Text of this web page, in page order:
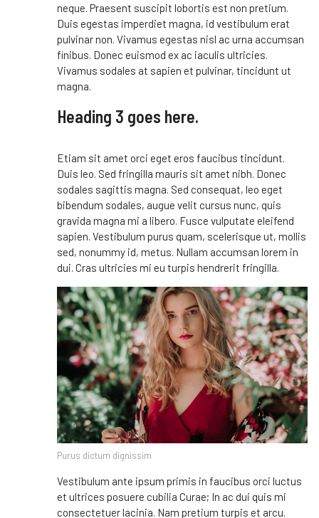
neque. Praesent suscipit lobortis est non pretium.
Duis egestas imperdiet magna, id vestibulum erat
pulvinar non. Vivamus egestas nisl ac urna accumsan
finibus. Donec euismod ex ac iaculis ultricies.
Vivamus sodales at sapien et pulvinar, tincidunt ut
magna.
Heading 3 goes here.
Etiam sit amet orci eget eros faucibus tincidunt.
Duis leo. Sed fringilla mauris sit amet nibh. Donec
sodales sagittis magna. Sed consequat, leo eget
bibendum sodales, augue velit cursus nunc, quis
gravida magna mi a libero. Fusce vulputate eleifend
sapien. Vestibulum purus quam, scelerisque ut, mollis
sed, nonummy id, metus. Nullam accumsan lorem in
dui. Cras ultricies mi eu turpis hendrerit fringilla.
Purus dictum dignissim
Vestibulum ante ipsum primis in faucibus orci luctus
et ultrices posuere cubilia Curae; In ac dui quis mi
consectetuer lacinia. Nam pretium turpis et arcu.